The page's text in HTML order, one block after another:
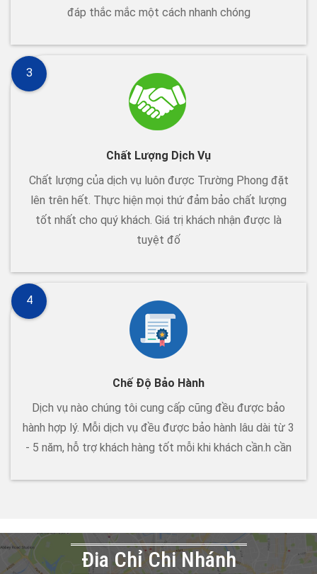
đáp thắc mắc một cách nhanh chóng
Chất Lượng Dịch Vụ
Chất lượng của dịch vụ luôn được Trường Phong đặt
lên trên hết. Thực hiện mọi thứ đảm bảo chất lượng
tốt nhất cho quý khách. Giá trị khách nhận được là
tuyệt đố
3
Chế Độ Bảo Hành
Dịch vụ nào chúng tôi cung cấp cũng đều được bảo
hành hợp lý. Mỗi dịch vụ đều được bảo hành lâu dài từ 3
- 5 năm, hỗ trợ khách hàng tốt mỗi khi khách cần.h cần
4
Đia Chỉ Chi Nhánh